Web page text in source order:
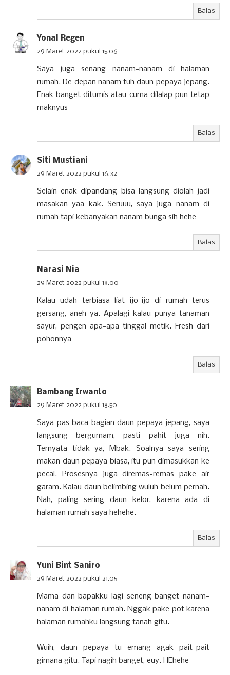
Balas
Yonal Regen
29 Maret 2022 pukul 15.06
Saya juga senang nanam-nanam di halaman
rumah. De depan nanam tuh daun pepaya jepang.
Enak banget ditumis atau cuma dilalap pun tetap
maknyus
Balas
Siti Mustiani
29 Maret 2022 pukul 16.32
Selain enak dipandang bisa langsung diolah jadi
masakan yaa kak. Seruuu, saya juga nanam di
rumah tapi kebanyakan nanam bunga sih hehe
Balas
Narasi Nia
29 Maret 2022 pukul 18.00
Kalau udah terbiasa liat ijo-ijo di rumah terus
gersang, aneh ya. Apalagi kalau punya tanaman
sayur, pengen apa-apa tinggal metik. Fresh dari
pohonnya
Balas
Bambang Irwanto
29 Maret 2022 pukul 18.50
Saya pas baca bagian daun pepaya jepang, saya
langsung bergumam, pasti pahit juga nih.
Ternyata tidak ya, Mbak. Soalnya saya sering
makan daun pepaya biasa, itu pun dimasukkan ke
pecal. Prosesnya juga diremas-remas pake air
garam. Kalau daun belimbing wuluh belum pernah.
Nah, paling sering daun kelor, karena ada di
halaman rumah saya hehehe.
Balas
Yuni Bint Saniro
29 Maret 2022 pukul 21.05
Mama dan bapakku lagi seneng banget nanam-
nanam di halaman rumah. Nggak pake pot karena
halaman rumahku langsung tanah gitu.
Wuih, daun pepaya tu emang agak pait-pait
gimana gitu. Tapi nagih banget, euy. HEhehe